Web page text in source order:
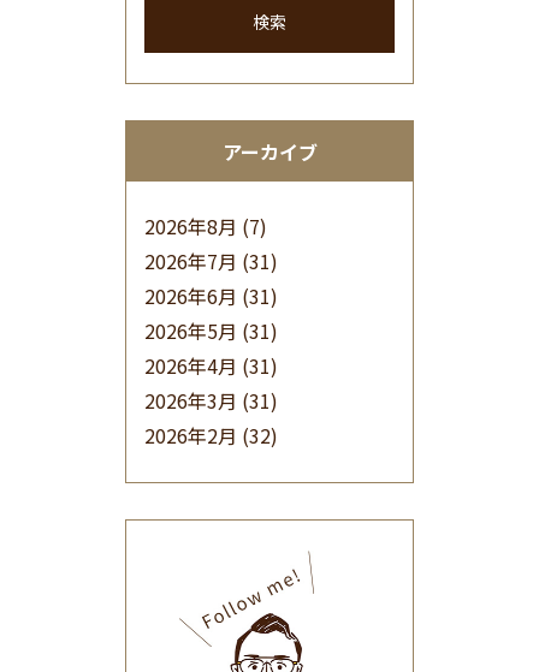
検索
アーカイブ
2026年8月 (7)
2026年7月 (31)
2026年6月 (31)
2026年5月 (31)
2026年4月 (31)
2026年3月 (31)
2026年2月 (32)
(32)
2025年9月(30)
2025年8月(31)